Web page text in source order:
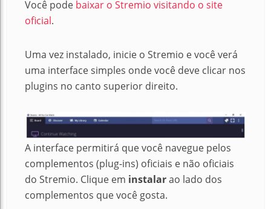
Você pode baixar o Stremio visitando o site
oficial.
Uma vez instalado, inicie o Stremio e você verá
uma interface simples onde você deve clicar nos
plugins no canto superior direito.
A interface permitirá que você navegue pelos
complementos (plug-ins) oficiais e não oficiais
do Stremio. Clique em instalarao lado dos
complementos que você gosta.